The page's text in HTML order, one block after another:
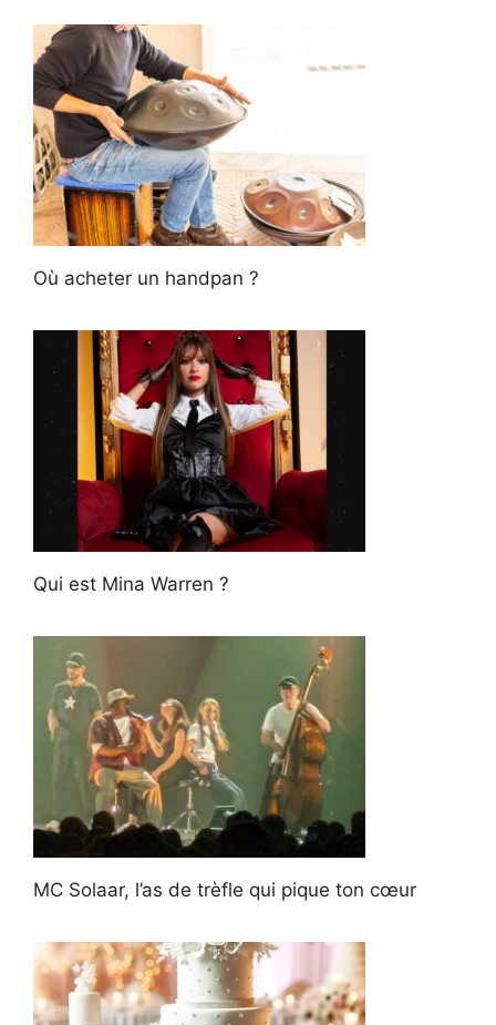
Où acheter un handpan ?
Qui est Mina Warren ?
MC Solaar, l’as de trèfle qui pique ton cœur